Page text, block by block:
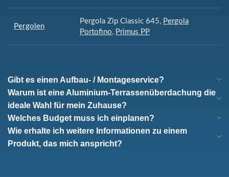
Pergolen
Pergola Zip Classic 645, Pergola
Portofino, Primus PP
Gibt es einen Aufbau- / Montageservice?
Warum ist eine Aluminium-Terrassenüberdachung die
ideale Wahl für mein Zuhause?
Welches Budget muss ich einplanen?
Wie erhalte ich weitere Informationen zu einem
Produkt, das mich anspricht?